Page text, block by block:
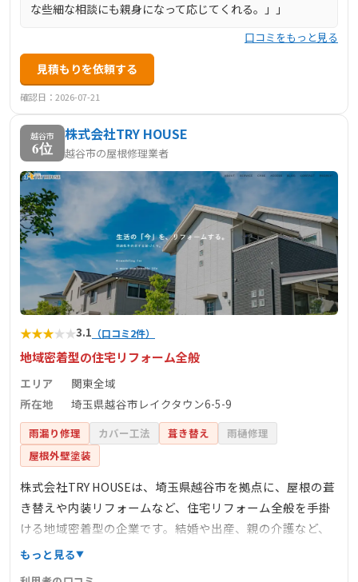
な些細な相談にも親身になって応じてくれる。」」
口コミをもっと見る
見積もりを依頼する
確認日：2026-07-21
越谷市
6位
株式会社TRY HOUSE
越谷市の屋根修理業者
★★★★★3.1 （口コミ2件）
地域密着型の住宅リフォーム全般
エリア
関東全域
所在地
埼玉県越谷市レイクタウン6-5-9
雨漏り修理 カバー工法 葺き替え
雨樋修理
屋根外壁塗装
株式会社TRY HOUSEは、埼玉県越谷市を拠点に、屋根の葺
き替えや内装リフォームなど、住宅リフォーム全般を手掛
ける地域密着型の企業です。結婚や出産、親の介護など、
ライフスタイルの変化に合わせた住まいの改修を提案し、
もっと見る